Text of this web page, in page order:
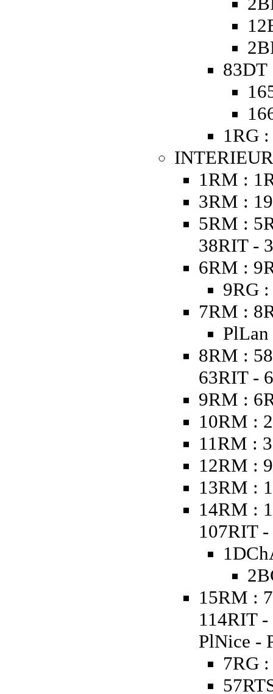
83DT
1RG
1RM :
3RM :
5RM :
38RIT -
6RM :
9RG
7RM :
8RM :
63RIT -
9RM :
10RM :
11RM :
12RM :
13RM :
14RM :
107RIT
15RM :
114RIT
PlNice -
7RG